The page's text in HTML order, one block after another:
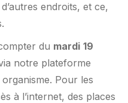
endroits, et ce,
du mardi 19
notre plateforme
Pour les
à l’internet, des places